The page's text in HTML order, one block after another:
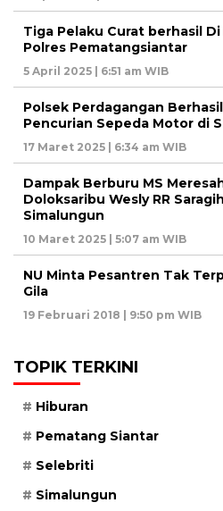
Tiga Pelaku Curat berhasil
Polres Pematangsiantar
5 April 2025 | 6:51 am WIB
Polsek Perdagangan
Pencurian Sepeda Motor di
17 Maret 2025 | 6:34 am WIB
Dampak Berburu MS
Doloksaribu Wesly RR
Simalungun
10 Maret 2025 | 5:07 am WIB
NU Minta Pesantren Tak
Gila
19 Februari 2018 | 9:50 pm WIB
TOPIK TERKINI
Hiburan
Pematang Siantar
Selebriti
Simalungun